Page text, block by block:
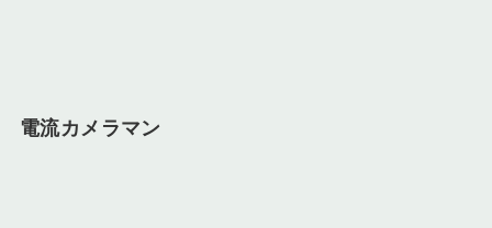
電流カメラマン